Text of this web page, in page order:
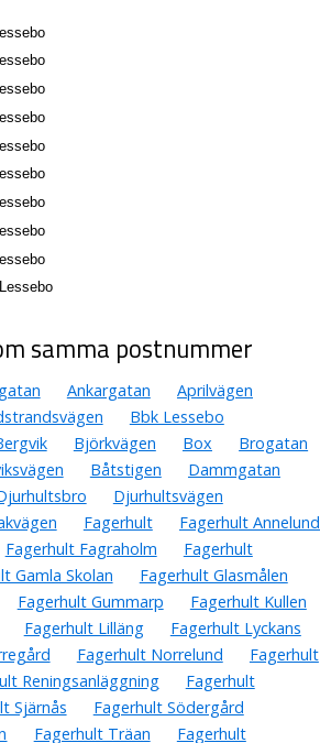
samma postnummer
Ankargatan
Aprilvägen
Bbk Lessebo
Björkvägen Box
Brogatan
Båtstigen
Dammgatan
Djurhultsvägen
Fagerhult
Fagerhult Annelund
Fagerhult Fagraholm
Fagerhult
Gamla Skolan
Fagerhult Glasmålen
Fagerhult Gummarp
Fagerhult Kullen
Fagerhult Lilläng
Fagerhult Lyckans
Fagerhult Norrelund
Fagerhult
Reningsanläggning
Fagerhult
Sjärnås
Fagerhult Södergård
Fagerhult Träan
Fagerhult